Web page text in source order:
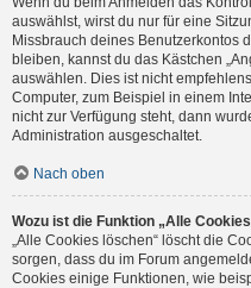
auswählst, wirst du nur für eine
Missbrauch deines Benutzerkontos
bleiben, kannst du das Kästchen
auswählen. Dies ist nicht
Computer, zum Beispiel in einem
nicht zur Verfügung steht, dann
Administration ausgeschaltet.
Nach oben
Wozu ist die Funktion „Alle
„Alle Cookies löschen“ löscht die
sorgen, dass du im Forum
Cookies einige Funktionen, wie